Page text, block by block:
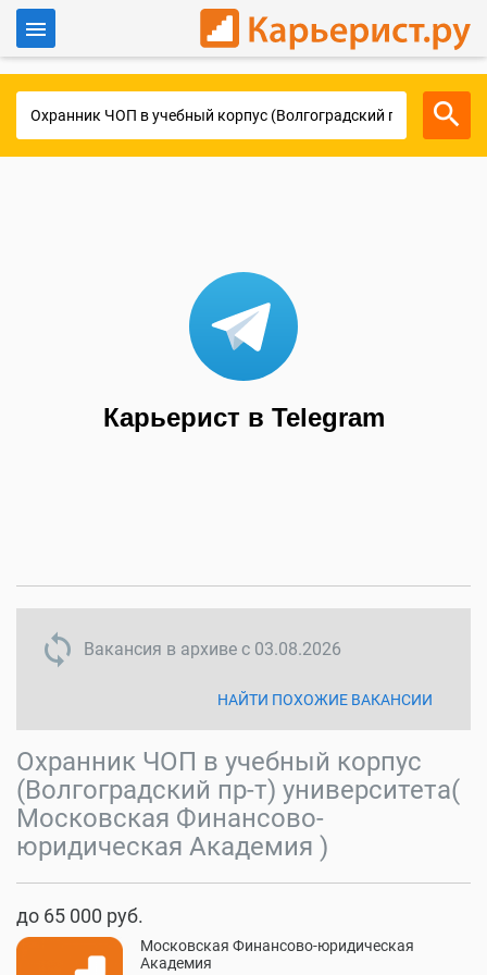
Для работодателей
Карьерист в Telegram
sync disabled
Вакансия в архиве с 03.08.2026
НАЙТИ ПОХОЖИЕ ВАКАНСИИ
Охранник ЧОП в учебный корпус
(Волгоградский пр-т) университета(
Московская Финансово-
юридическая Академия )
до 65 000 руб.
Московская Финансово-юридическая
Академия